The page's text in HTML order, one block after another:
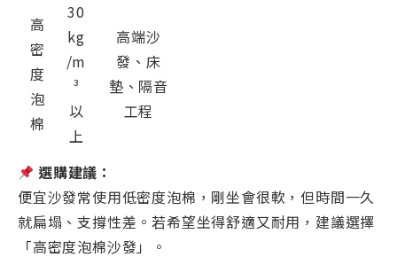
高
密
度
泡
棉
30
kg
/m
³
以
上
高端沙
發、床
墊、隔音
工程
選購建議：
便宜沙發常使用低密度泡棉，剛坐會很軟，但時間一久
就扁塌、支撐性差。若希望坐得舒適又耐用，建議選擇
「高密度泡棉沙發」。